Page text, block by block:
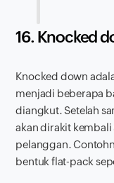
16. Knocked
Knocked down
menjadi beberapa
diangkut. Setelah
akan dirakit
pelanggan.
bentuk flat-pack